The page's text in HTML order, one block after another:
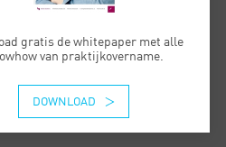
gratis de whitepaper met alle
van praktijkovername.
DOWNLOAD